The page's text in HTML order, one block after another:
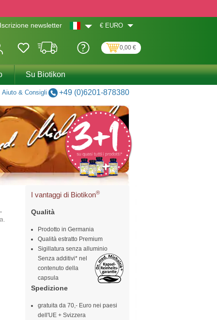
Iscrizione newsletter € EURO
0,00 €
Su Biotikon
Aiuto & Consigli +49 (0)6201-878380
I vantaggi di Biotikon®
Qualità
Prodotto in Germania
Qualità estratto Premium
Sigillatura senza alluminio
Senza additivi* nel
contenuto della
capsula
Spedizione
gratuita da 70,- Euro nei paesi
dell'UE + Svizzera